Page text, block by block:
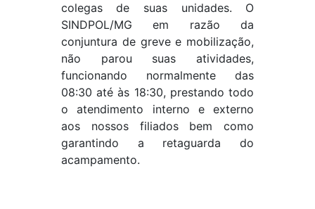
colegas de suas unidades. O
SINDPOL/MG em razão da
conjuntura de greve e mobilização,
não parou suas atividades,
funcionando normalmente das
08:30 até às 18:30, prestando todo
o atendimento interno e externo
aos nossos filiados bem como
garantindo a retaguarda do
acampamento.